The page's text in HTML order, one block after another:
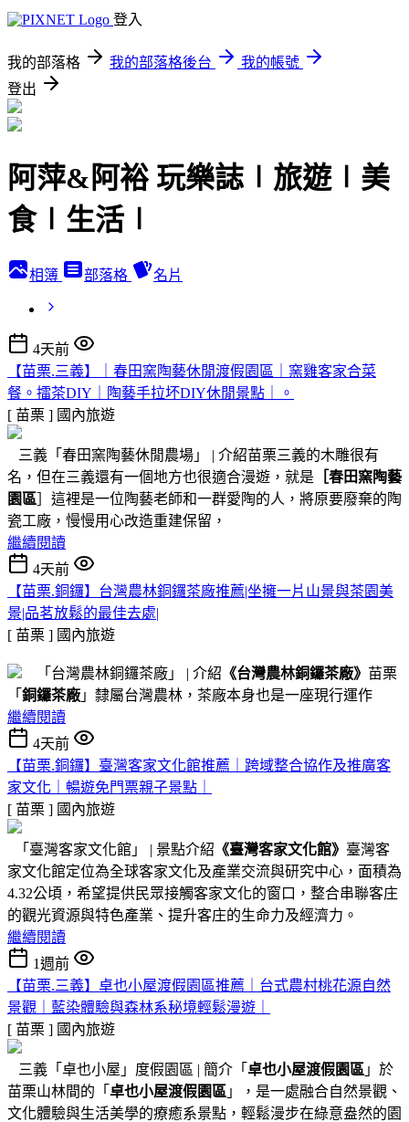
登入
我的部落格 我的部落格後台
我的帳號
登出
阿萍&阿裕 玩樂誌∣旅遊∣美
食∣生活∣
相簿 部落格 名片
4天前
【苗栗.三義】｜春田窯陶藝休閒渡假園區｜窯雞客家合菜
餐。擂茶DIY｜陶藝手拉坏DIY休閒景點｜。
[ 苗栗 ] 國內旅遊
三義「春田窯陶藝休閒農場」 | 介紹苗栗三義的木雕很有
名，但在三義還有一個地方也很適合漫遊，就是 ［春田窯陶藝
園區 ］這裡是一位陶藝老師和一群愛陶的人，將原要廢棄的陶
瓷工廠，慢慢用心改造重建保留，
繼續閱讀
4天前
【苗栗.銅鑼】台灣農林銅鑼茶廠推薦|坐擁一片山景與茶園美
景|品茗放鬆的最佳去處|
[ 苗栗 ] 國內旅遊
「台灣農林銅鑼茶廠」 | 介紹 《台灣農林銅鑼茶廠》 苗栗
「 銅鑼茶廠 」隸屬台灣農林，茶廠本身也是一座現行運作
繼續閱讀
4天前
【苗栗.銅鑼】臺灣客家文化館推薦｜跨域整合協作及推廣客
家文化｜暢遊免門票親子景點｜
[ 苗栗 ] 國內旅遊
「臺灣客家文化館」 | 景點介紹 《臺灣客家文化館》 臺灣客
家文化館定位為全球客家文化及產業交流與研究中心，面積為
4.32公頃，希望提供民眾接觸客家文化的窗口，整合串聯客庄
的觀光資源與特色產業、提升客庄的生命力及經濟力。
繼續閱讀
1週前
【苗栗.三義】卓也小屋渡假園區推薦｜台式農村桃花源自然
景觀｜藍染體驗與森林系秘境輕鬆漫遊｜
[ 苗栗 ] 國內旅遊
三義「卓也小屋」度假園區 | 簡介「 卓也小屋渡假園區 」於
苗栗山林間的「 卓也小屋渡假園區 」，是一處融合自然景觀、
文化體驗與生活美學的療癒系景點，輕鬆漫步在綠意盎然的園